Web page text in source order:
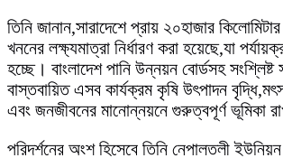
তিনি জানান,সারাদেশে প্রায় ২০হাজার
খননের লক্ষ্যমাত্রা নির্ধারণ করা হয়েছে,যা
হচ্ছে। বাংলাদেশ পানি উন্নয়ন বোর্ডসহ সংশ্লিষ্ট
বাস্তবায়িত এসব কার্যক্রম কৃষি উৎপাদন
এবং জনজীবনের মানোন্নয়নে গুরুত্বপূর্ণ ভূমিকা
পরিদর্শনের অংশ হিসেবে তিনি নেপালতলী